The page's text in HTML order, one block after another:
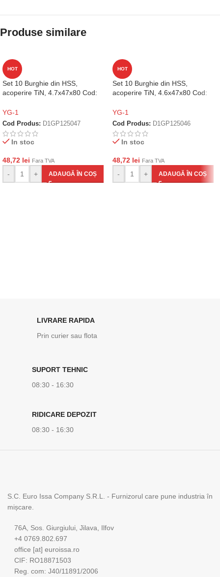
Produse similare
HOT
Set 10 Burghie din HSS,
acoperire TiN, 4.7x47x80 Cod:
YG-1
Cod Produs: D1GP125047
In stoc
48,72 lei Fara TVA
- + ADAUGĂ ÎN COȘ
HOT
Set 10 Burghie din HSS,
acoperire TiN, 4.6x47x80 Cod:
YG-1
Cod Produs: D1GP125046
In stoc
48,72 lei Fara TVA
- + ADAUGĂ ÎN COȘ
LIVRARE RAPIDA
Prin curier sau flota
SUPORT TEHNIC
08:30 - 16:30
RIDICARE DEPOZIT
08:30 - 16:30
S.C. Euro Issa Company S.R.L. - Furnizorul care pune industria în
mișcare.
76A, Sos. Giurgiului, Jilava, Ilfov
+4 0769.802.697
office [at] euroissa.ro
CIF: RO18871503
Reg. com: J40/11891/2006